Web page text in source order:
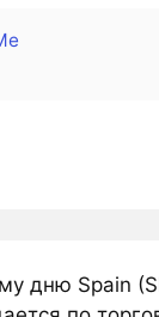
дню Spain